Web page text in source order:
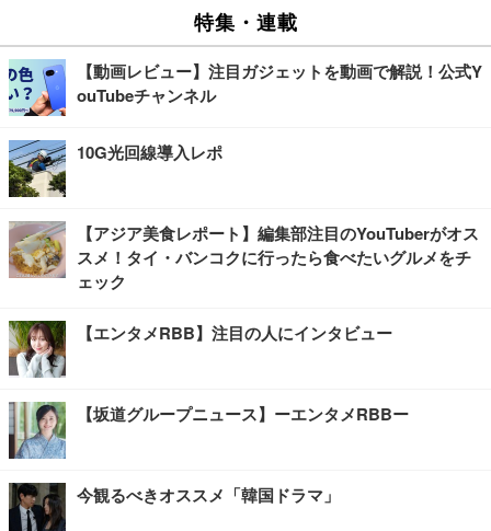
特集・連載
【動画レビュー】注目ガジェットを動画で解説！公式Y
ouTubeチャンネル
10G光回線導入レポ
【アジア美食レポート】編集部注目のYouTuberがオス
スメ！タイ・バンコクに行ったら食べたいグルメをチ
ェック
【エンタメRBB】注目の人にインタビュー
【坂道グループニュース】ーエンタメRBBー
今観るべきオススメ「韓国ドラマ」